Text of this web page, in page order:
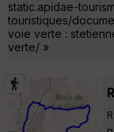
static.apidae-
touristiques/
voie verte :
verte/ »